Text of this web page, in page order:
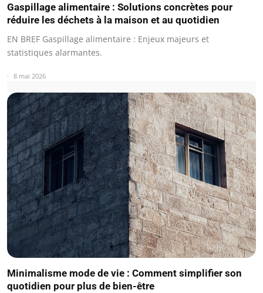
Gaspillage alimentaire : Solutions concrètes pour
réduire les déchets à la maison et au quotidien
EN BREF Gaspillage alimentaire : Enjeux majeurs et
statistiques alarmantes.
8 mai 2026
Minimalisme mode de vie : Comment simplifier son
quotidien pour plus de bien-être